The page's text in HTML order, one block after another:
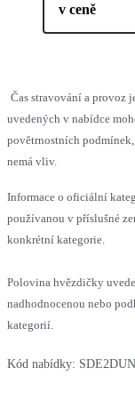
v ceně
Čas stravování a
uvedených v nabídce
povětrnostních
nemá vliv.
Informace o oficiální
používanou v příslušné
konkrétní kategorie.
Polovina hvězdičky
nadhodnocenou nebo
kategorií.
Kód nabídky: SDE2DUN